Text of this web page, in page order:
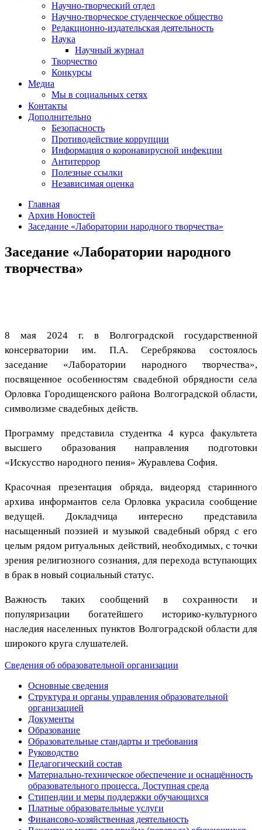
Научно-творческий отдел
Научно-творческое студенческое общество
Редакционно-издательская деятельность
Наука
Научный журнал
Творчество
Конкурсы
Медиа
Мы в социальных сетях
Контакты
Дополнительно
Безопасность
Противодействие коррупции
Информация о коронавирусной инфекции
Антитеррор
Полезные ссылки
Независимая оценка
Главная
Архив Новостей
Заседание «Лаборатории народного творчества»
Заседание «Лаборатории народного
творчества»
8 мая 2024 г. в Волгоградской государственной
консерватории им. П.А. Серебрякова состоялось
заседание «Лаборатории народного творчества»,
посвященное особенностям свадебной обрядности села
Орловка Городищенского района Волгоградской области,
символизме свадебных действ.
Программу представила студентка 4 курса факультета
высшего образования направления подготовки
«Искусство народного пения» Журавлева София.
Красочная презентация обряда, видеоряд старинного
архива информантов села Орловка украсила сообщение
ведущей. Докладчица интересно представила
насыщенный поэзией и музыкой свадебный обряд с его
целым рядом ритуальных действий, необходимых, с точки
зрения религиозного сознания, для перехода вступающих
в брак в новый социальный статус.
Важность таких сообщений в сохранности и
популяризации богатейшего историко-культурного
наследия населенных пунктов Волгоградской области для
широкого круга слушателей.
Сведения об образовательной организации
Основные сведения
Структура и органы управления образовательной
организацией
Документы
Образование
Образовательные стандарты и требования
Руководство
Педагогический состав
Материально-техническое обеспечение и оснащённость
образовательного процесса. Доступная среда
Стипендии и меры поддержки обучающихся
Платные образовательные услуги
Финансово-хозяйственная деятельность